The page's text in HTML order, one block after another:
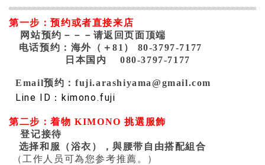
第一步：预约或者直接来店
网站预约－－－请返回页面顶端
电话预约：海外（＋81） 80-3797-7177
日本国内 080-3797-7177
Email预约：fuji.arashiyama@gmail.com
Line ID：kimono.fuji
第二步：着物 KIMONO 挑選服飾
登记接待
选择和服（浴衣），與腰带自由搭配組合
（工作人员可為您参考推薦。）